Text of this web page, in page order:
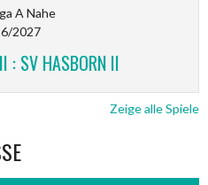
A Nahe
2027
: SV HASBORN II
Zeige alle Spiele